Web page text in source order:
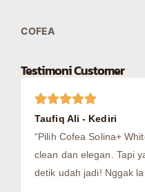
COFEA
Testimoni Customer
Taufiq Ali - Kediri
“Pilih Cofea Solina+
clean dan elegan. Tapi
detik udah jadi! Nggak